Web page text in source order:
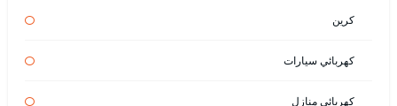
كرين
كهربائي سيارات
كهربائي منازل